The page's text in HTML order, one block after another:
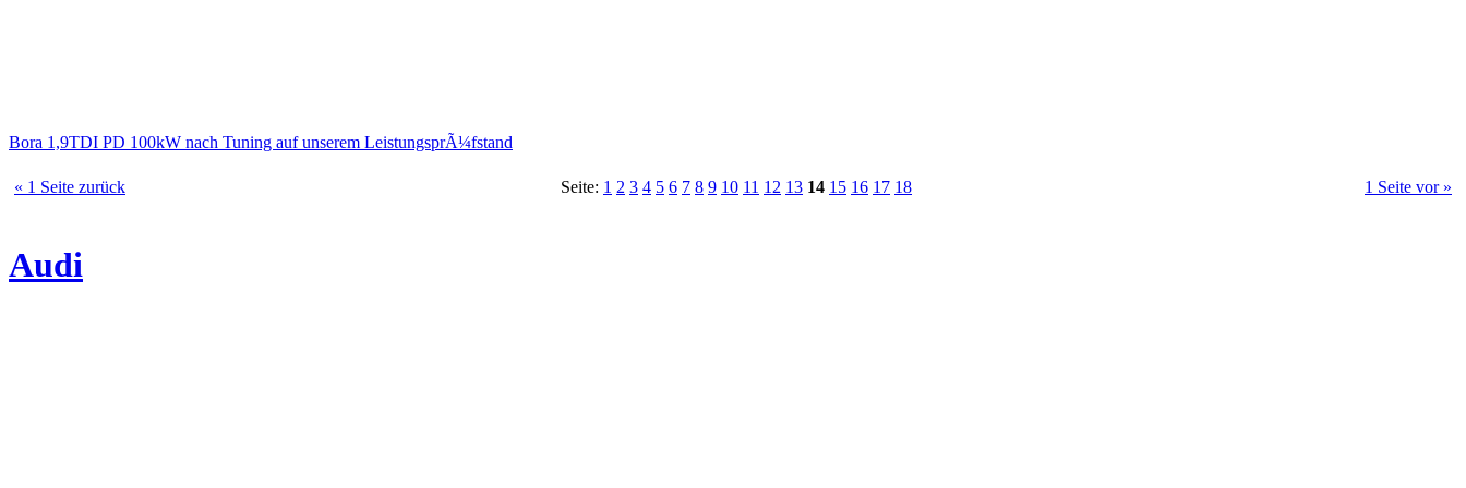
Bora 1,9TDI PD 100kW nach Tuning auf unserem LeistungsprÃ¼fstand
« 1 Seite zurück Seite: 1 2 3 4 5 6 7 8 9 10 11 12 13 14 15 16 17 18 1 Seite vor »
Audi